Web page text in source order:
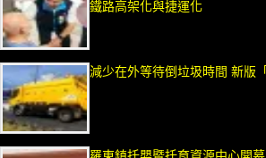
鐵路高架化與捷運化
減少在外等待倒垃圾時間 新版